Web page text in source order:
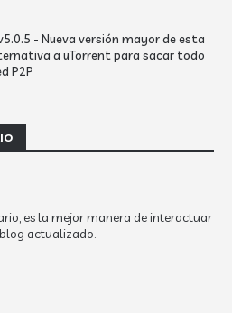
- Nueva versión mayor de esta
a uTorrent para sacar todo
P2P
es la mejor manera de interactuar
actualizado.